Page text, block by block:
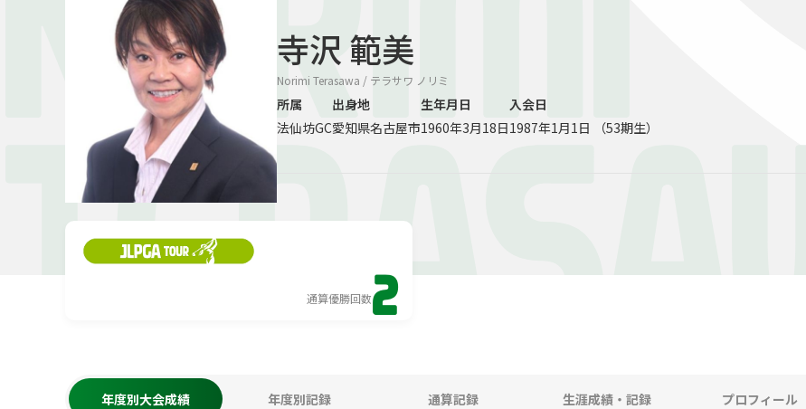
寺沢 範美
Norimi Terasawa / テラサワ ノリミ
所属
法仙坊GC
出身地
愛知県名古屋市
生年月日
1960年3月18日
入会日
1987年1月1日 （53期生）
通算優勝回数2
年度別大会成績 年度別記録 通算記録 生涯成績・記録 プロフィール